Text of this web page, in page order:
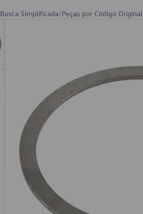
Busca Simplificada/Peças por Código Original